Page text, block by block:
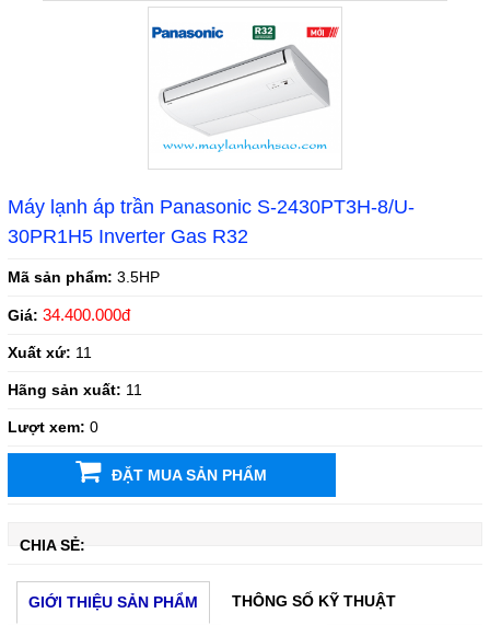
Máy lạnh áp trần Panasonic S-2430PT3H-8/U-
30PR1H5 Inverter Gas R32
Mã sản phẩm: 3.5HP
Giá: 34.400.000đ
Xuất xứ: 11
Hãng sản xuất: 11
Lượt xem: 0
ĐẶT MUA SẢN PHẨM
CHIA SẺ:
GIỚI THIỆU SẢN PHẨM THÔNG SỐ KỸ THUẬT